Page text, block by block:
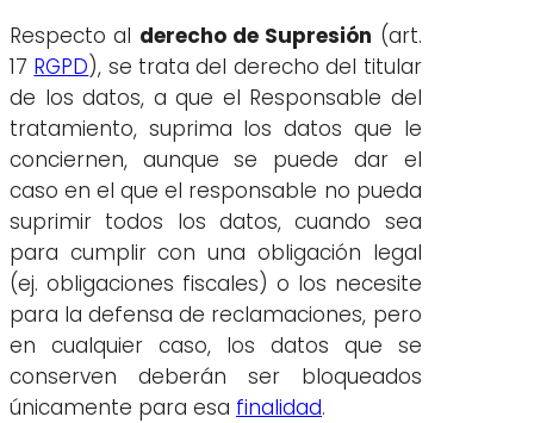
Respecto al derecho de Supresión (art.
17 RGPD), se trata del derecho del titular
de los datos, a que el Responsable del
tratamiento, suprima los datos que le
conciernen, aunque se puede dar el
caso en el que el responsable no pueda
suprimir todos los datos, cuando sea
para cumplir con una obligación legal
(ej. obligaciones fiscales) o los necesite
para la defensa de reclamaciones, pero
en cualquier caso, los datos que se
conserven deberán ser bloqueados
únicamente para esa finalidad.